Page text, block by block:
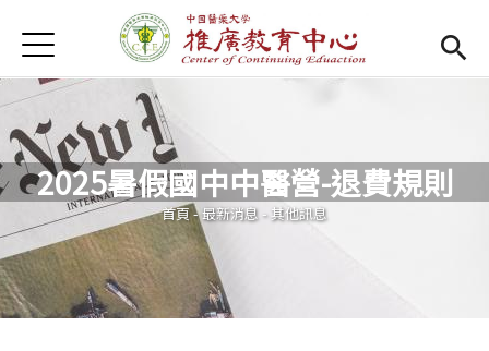
首頁
首頁
Open submenu (關於我們)
關於我們
最新消息
課程報名系統(link is external)
檔案下載
Jump to Navigation
Jump to Main content
2025暑假國中中醫營-退費規則
您在這裡
首頁 -最新消息 - 其他訊息